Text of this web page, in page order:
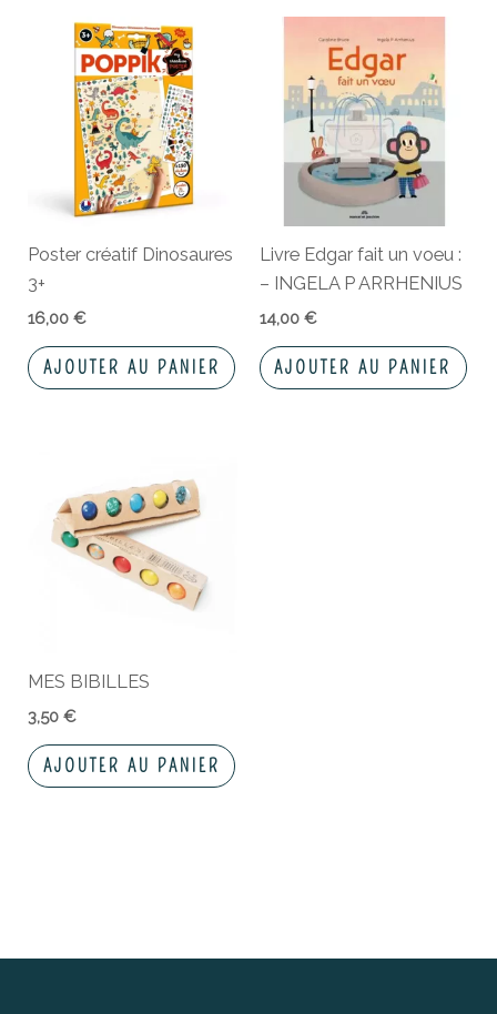
Poster créatif Dinosaures
3+
16,00€
AJOUTER AU PANIER
Livre Edgar fait un voeu :
– INGELA P ARRHENIUS
14,00 €
AJOUTER AU PANIER
MES BIBILLES
3,50€
AJOUTER AU PANIER